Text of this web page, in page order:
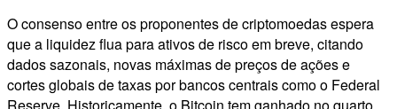
O consenso entre os proponentes de criptomoedas espera
que a liquidez flua para ativos de risco em breve, citando
dados sazonais, novas máximas de preços de ações e
cortes globais de taxas por bancos centrais como o Federal
Reserve. Historicamente, o Bitcoin tem ganhado no quarto